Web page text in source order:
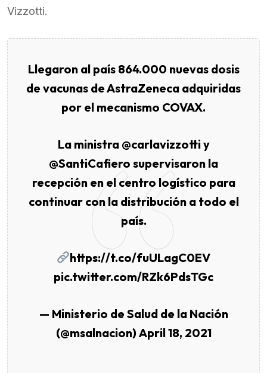
Vizzotti.
Llegaron al país 864.000 nuevas dosis
de vacunas de AstraZeneca adquiridas
por el mecanismo COVAX.
La ministra @carlavizzottiy
@SantiCafiero supervisaron la
recepción en el centro logístico para
continuar con la distribución a todo el
país.
https://t.co/fuULagC0EV
pic.twitter.com/RZk6PdsTGc
— Ministerio de Salud de la Nación
(@msalnacion)April 18, 2021